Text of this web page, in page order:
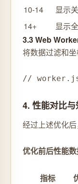
10-14
显示
14+
显示
3.3 Web
将数据过滤和坐
//
4. 性能对比
经过上述优化后
优化前后性能
指标